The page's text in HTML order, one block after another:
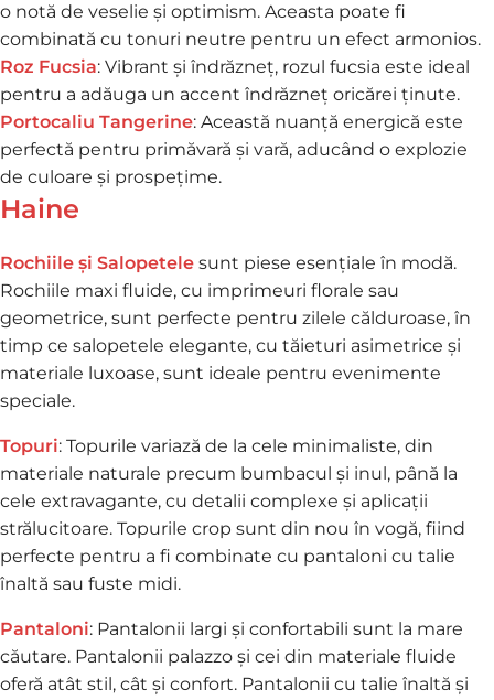
o notă de veselie și optimism. Aceasta poate fi
combinată cu tonuri neutre pentru un efect armonios.
Roz Fucsia: Vibrant și îndrăzneț, rozul fucsia este ideal
pentru a adăuga un accent îndrăzneț oricărei ținute.
Portocaliu Tangerine: Această nuanță energică este
perfectă pentru primăvară și vară, aducând o explozie
de culoare și prospețime.
Haine
Rochiile și Salopetele sunt piese esențiale în modă.
Rochiile maxi fluide, cu imprimeuri florale sau
geometrice, sunt perfecte pentru zilele călduroase, în
timp ce salopetele elegante, cu tăieturi asimetrice și
materiale luxoase, sunt ideale pentru evenimente
speciale.
Topuri: Topurile variază de la cele minimaliste, din
materiale naturale precum bumbacul și inul, până la
cele extravagante, cu detalii complexe și aplicații
strălucitoare. Topurile crop sunt din nou în vogă, fiind
perfecte pentru a fi combinate cu pantaloni cu talie
înaltă sau fuste midi.
Pantaloni: Pantalonii largi și confortabili sunt la mare
căutare. Pantalonii palazzo și cei din materiale fluide
oferă atât stil, cât și confort. Pantalonii cu talie înaltă și